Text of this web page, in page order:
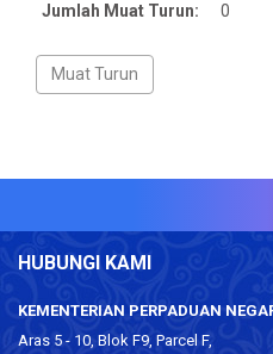
Jumlah Muat Turun:
0
HUBUNGI KAMI
KEMENTERIAN PERPADUAN
Aras 5 - 10, Blok F9, Parcel F,